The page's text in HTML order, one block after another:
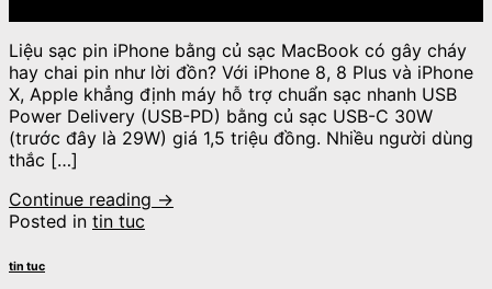
Liệu sạc pin iPhone bằng củ sạc MacBook có gây cháy
hay chai pin như lời đồn? Với iPhone 8, 8 Plus và iPhone
X, Apple khẳng định máy hỗ trợ chuẩn sạc nhanh USB
Power Delivery (USB-PD) bằng củ sạc USB-C 30W
(trước đây là 29W) giá 1,5 triệu đồng. Nhiều người dùng
thắc […]
Continue reading →
Posted in tin tuc
tin tuc